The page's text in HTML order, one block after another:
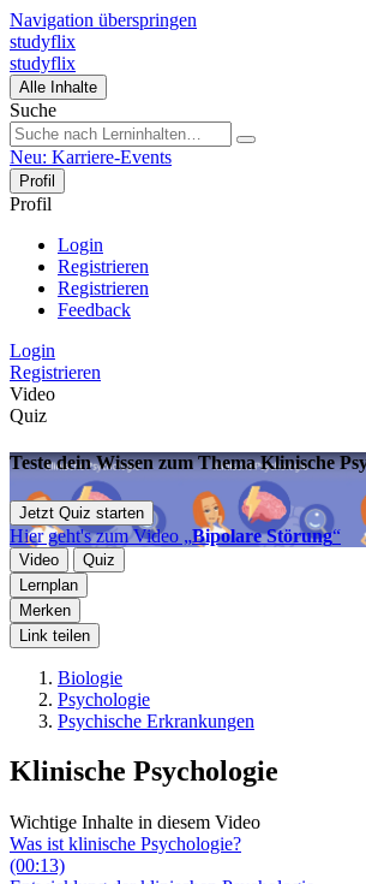
Navigation überspringen
studyflix
studyflix
Alle Inhalte
Suche
Neu: Karriere-Events
Profil
Profil
Login
Registrieren
Registrieren
Feedback
Login
Registrieren
Video
Quiz
Teste dein Wissen zum Thema Klinische
Jetzt Quiz starten
Hier geht's zum Video „Bipolare Störung“
Video
Quiz
Lernplan
Merken
Link teilen
Biologie
Psychologie
Psychische Erkrankungen
Klinische Psychologie
Wichtige Inhalte in diesem Video
Was ist klinische Psychologie?
(00:13)